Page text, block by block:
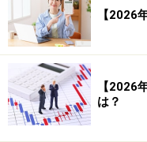
て、今後どう動くの
ドライン分析」と言い
株価の方向性として
にあたるのかを分析し
【2026
【2026
は？